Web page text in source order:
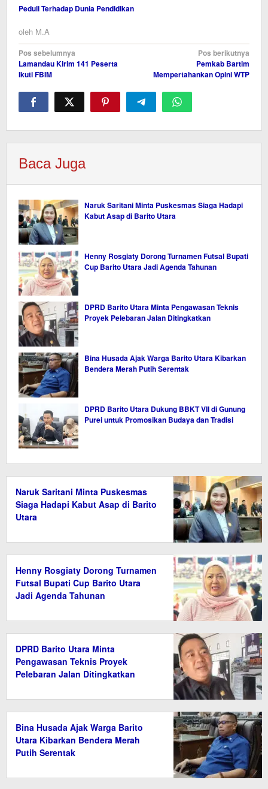
Peduli Terhadap Dunia Pendidikan
oleh M.A
Navigasi
pos
Pos sebelumnya
Lamandau Kirim 141 Peserta
Ikuti FBIM
Pos berikutnya
Pemkab Bartim
Mempertahankan Opini WTP
Baca Juga
Naruk Saritani Minta Puskesmas Siaga Hadapi
Kabut Asap di Barito Utara
Henny Rosgiaty Dorong Turnamen Futsal Bupati
Cup Barito Utara Jadi Agenda Tahunan
DPRD Barito Utara Minta Pengawasan Teknis
Proyek Pelebaran Jalan Ditingkatkan
Bina Husada Ajak Warga Barito Utara Kibarkan
Bendera Merah Putih Serentak
DPRD Barito Utara Dukung BBKT VII di Gunung
Purei untuk Promosikan Budaya dan Tradisi
Naruk Saritani Minta Puskesmas
Siaga Hadapi Kabut Asap di Barito
Utara
Henny Rosgiaty Dorong Turnamen
Futsal Bupati Cup Barito Utara
Jadi Agenda Tahunan
DPRD Barito Utara Minta
Pengawasan Teknis Proyek
Pelebaran Jalan Ditingkatkan
Bina Husada Ajak Warga Barito
Utara Kibarkan Bendera Merah
Putih Serentak